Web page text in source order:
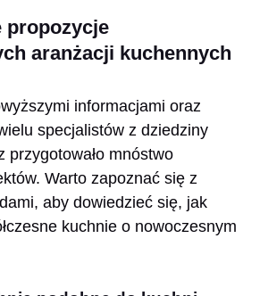
propozycje
aranżacji kuchennych
informacjami oraz
specjalistów z dziedziny
przygotowało mnóstwo
Warto zapoznać się z
aby dowiedzieć się, jak
kuchnie o nowoczesnym